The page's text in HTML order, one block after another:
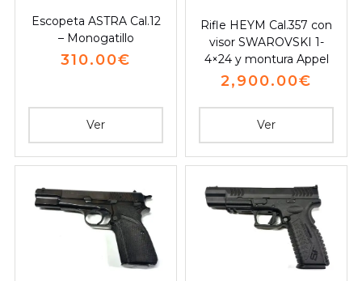
Escopeta ASTRA Cal.12
– Monogatillo
310.00€
Ver
Rifle HEYM Cal.357 con
visor SWAROVSKI 1-
4×24 y montura Appel
2,900.00€
Ver